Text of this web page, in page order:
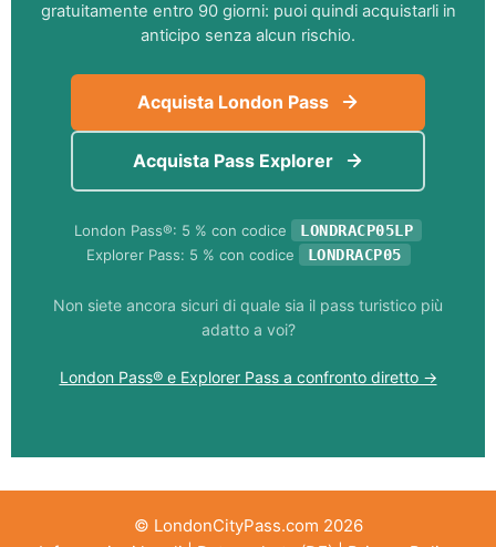
gratuitamente entro 90 giorni: puoi quindi acquistarli in
anticipo senza alcun rischio.
Acquista London Pass
Acquista Pass Explorer
London Pass®: 5 % con codice
LONDRACP05LP
Explorer Pass: 5 % con codice
LONDRACP05
Non siete ancora sicuri di quale sia il pass turistico più
adatto a voi?
London Pass® e Explorer Pass a confronto diretto →
© LondonCityPass.com 2026